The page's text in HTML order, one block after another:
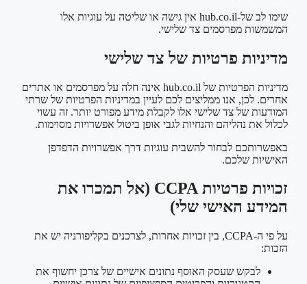
שימו לב של-hub.co.il אין גישה או שליטה על עוגיות אלו
המשמשות מפרסמים צד שלישי.
מדיניות פרטיות של צד שלישי
מדיניות הפרטיות של hub.co.il אינה חלה על מפרסמים או אתרים
אחרים. לכן, אנו ממליצים לכם לעיין במדיניות הפרטיות של שרתי
המודעות של צד שלישי אלו לקבלת מידע מפורט יותר. זה עשוי
לכלול את נהליהם והנחיות לגבי אופן ביטול אפשרויות מסוימות.
באפשרותכם לבחור להשבית עוגיות דרך אפשרויות הדפדפן
האישיות שלכם.
זכויות פרטיות CCPA (אל תמכרו את
המידע האישי שלי)
על פי ה-CCPA, בין זכויות אחרות, לצרכנים בקליפורניה יש את
הזכות:
לבקש שעסק האוסף נתונים אישיים של צרכן יחשוף את